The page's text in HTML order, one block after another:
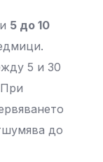
5 до 10
5 и 30
до